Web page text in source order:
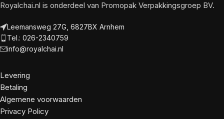
Royalchai.nl is onderdeel van Promopak Verpakkingsgroep BV.
Leemansweg 27G, 6827BX Arnhem
Tel.: 026-2340759
info@royalchai.nl
Levering
Betaling
Algemene voorwaarden
Privacy Policy